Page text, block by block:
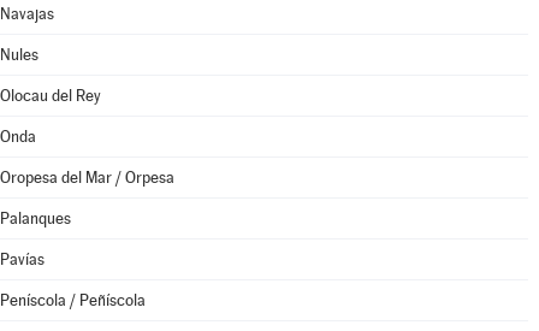
Navajas
Nules
Olocau del Rey
Onda
Oropesa del Mar / Orpesa
Palanques
Pavías
Peníscola / Peñíscola